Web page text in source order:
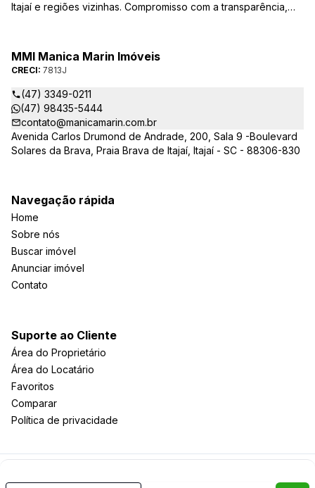
Itajaí e regiões vizinhas. Compromisso com a transparência,
entende e valoriza seu investimento.
MMI Manica Marin Imóveis
CRECI: 7813J
(47) 3349-0211
(47) 98435-5444
contato@manicamarin.com.br
Avenida Carlos Drumond de Andrade, 200, Sala 9 -Boulevard
Solares da Brava, Praia Brava de Itajaí, Itajaí - SC - 88306-830
Navegação rápida
Home
Sobre nós
Buscar imóvel
Anunciar imóvel
Contato
Suporte ao Cliente
Área do Proprietário
Área do Locatário
Favoritos
Comparar
Política de privacidade